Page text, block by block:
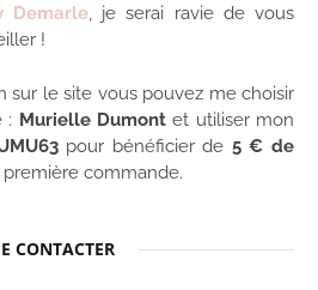
Demarle, je serai ravie de vous
!
sur le site vous pouvez me choisir
: Murielle Dumont et utiliser mon
pour bénéficier de 5 € de
commande.
CONTACTER